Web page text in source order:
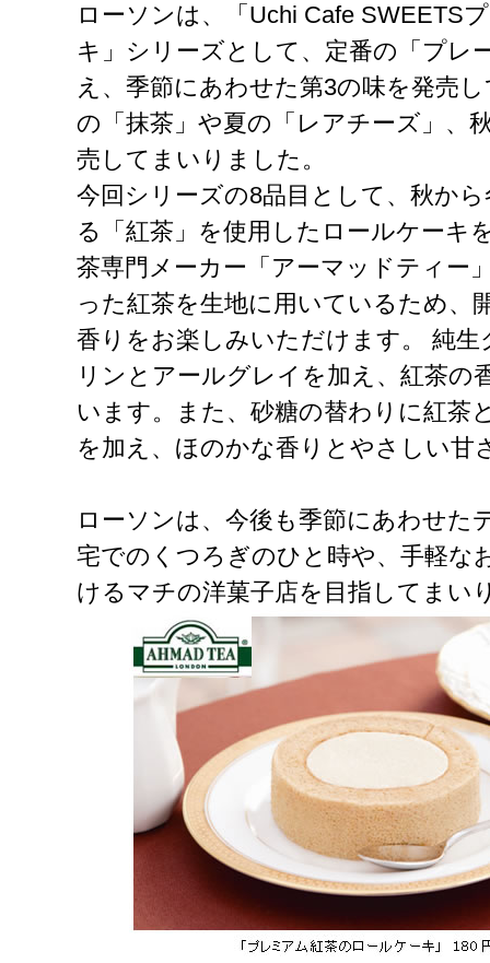
ローソンは、「Uchi Cafe SWEETS
キ」シリーズとして、定番の「プレ
え、季節にあわせた第3の味を発売
の「抹茶」や夏の「レアチーズ」、
売してまいりました。
今回シリーズの8品目として、秋か
る「紅茶」を使用したロールケーキ
茶専門メーカー「アーマッドティー
った紅茶を生地に用いているため、
香りをお楽しみいただけます。 純
リンとアールグレイを加え、紅茶の
います。また、砂糖の替わりに紅茶
を加え、ほのかな香りとやさしい甘
ローソンは、今後も季節にあわせた
宅でのくつろぎのひと時や、手軽な
けるマチの洋菓子店を目指してまい